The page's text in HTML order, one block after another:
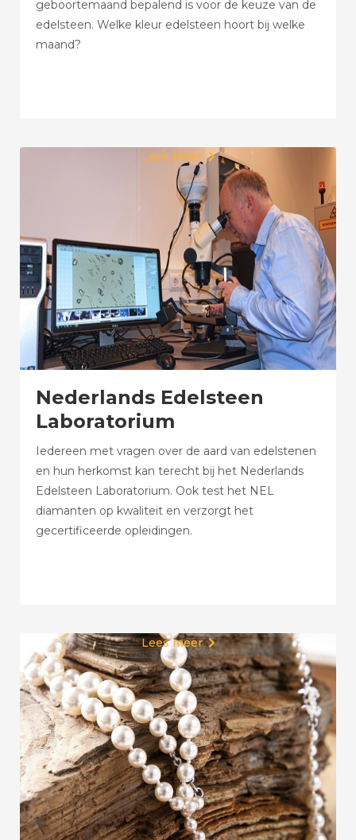
geboortemaand bepalend is voor de keuze van de
edelsteen. Welke kleur edelsteen hoort bij welke
maand?
Nederlands Edelsteen
Laboratorium
Iedereen met vragen over de aard van edelstenen
en hun herkomst kan terecht bij het Nederlands
Edelsteen Laboratorium. Ook test het NEL
diamanten op kwaliteit en verzorgt het
gecertificeerde opleidingen.
Lees meer 
Lees meer 